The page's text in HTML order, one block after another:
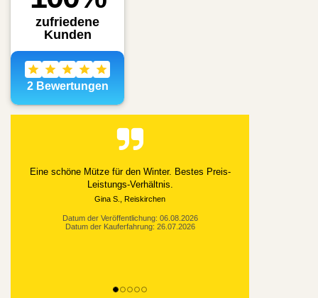
Eine schöne Mütze für den Winter. Bestes Preis-
Leistungs-Verhältnis.
Gina S., Reiskirchen
Datum der Veröffentlichung: 06.08.2026
Datum der Kauferfahrung: 26.07.2026